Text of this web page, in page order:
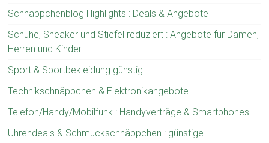
Schnäppchenblog Highlights : Deals & Angebote
Schuhe, Sneaker und Stiefel reduziert : Angebote für Damen,
Herren und Kinder
Sport & Sportbekleidung günstig
Technikschnäppchen & Elektronikangebote
Telefon/Handy/Mobilfunk : Handyverträge & Smartphones
Uhrendeals & Schmuckschnäppchen : günstige